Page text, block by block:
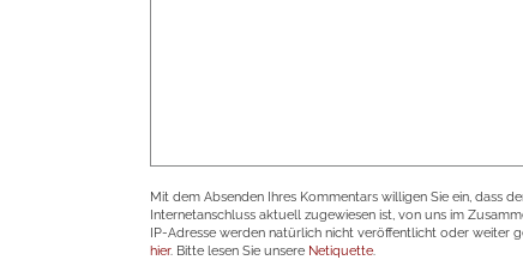
Mit dem Absenden Ihres Kommentars willigen Sie ein, dass
Internetanschluss aktuell zugewiesen ist, von uns im
IP-Adresse werden natürlich nicht veröffentlicht oder weiter
hier. Bitte lesen Sie unsere Netiquette.